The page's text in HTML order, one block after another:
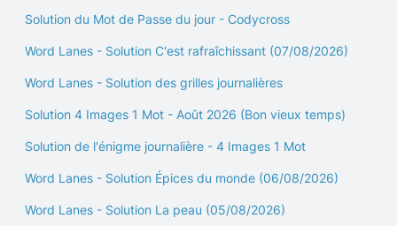
Solution du Mot de Passe du jour - Codycross
Word Lanes - Solution C'est rafraîchissant (07/08/2026)
Word Lanes - Solution des grilles journalières
Solution 4 Images 1 Mot - Août 2026 (Bon vieux temps)
Solution de l'énigme journalière - 4 Images 1 Mot
Word Lanes - Solution Épices du monde (06/08/2026)
Word Lanes - Solution La peau (05/08/2026)